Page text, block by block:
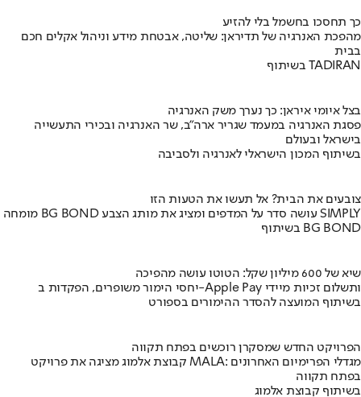
כך תחסכו בחשמל בלי להזיע
מהפכת האנרגיה של תדיראן: שליטה, אבטחת מידע וניהול אקלים חכם
בבית
בשיתוף TADIRAN
בצל איומי איראן: כך נערך משק האנרגיה
פסגת האנרגיה במעמד שגריר ארה"ב, שר האנרגיה ובכירי התעשייה
בישראל ובעולם
בשיתוף המכון הישראלי לאנרגיה ולסביבה
צובעים את הבית? אל תעשו את הטעות הזו
מומחה BG BOND עושה סדר על המדפים ומציג את מותג הצבע SIMPLY
בשיתוף BG BOND
שיא של 600 מיליון שקל: הטוטו עושה מהפיכה
יחסי הימור משופרים, הפקדות ב-Apple Pay ותשלום זכיות מיידי
בשיתוף המועצה להסדר ההימורים בספורט
הפרויקט החדש שמסקרן רוכשים בפתח תקווה
קבוצת אלמוג מציגה את פרויקט MALA: מגדלי הפרימיום האחרונים
בפתח תקווה
בשיתוף קבוצת אלמוג